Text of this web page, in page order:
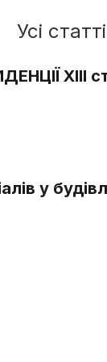
Усі статті
у